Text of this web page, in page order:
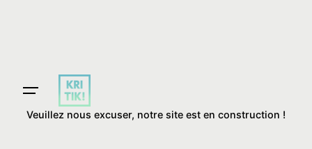
Veuillez nous excuser, notre site est en construction !